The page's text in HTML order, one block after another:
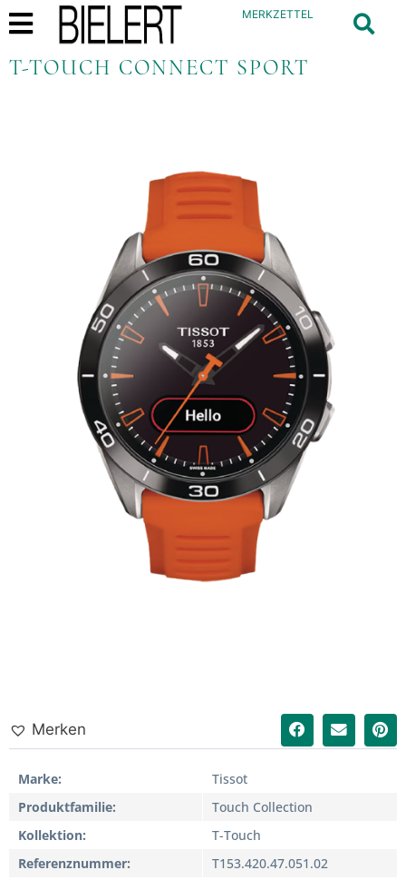
MERKZETTEL
T-TOUCH CONNECT SPORT
Merken
Marke
Tissot
Produktfamilie
Touch Collection
Kollektion
T-Touch
Referenznummer
T153.420.47.051.02